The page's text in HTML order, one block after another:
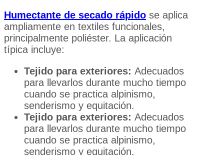
Humectante de secado rápido se aplica
ampliamente en textiles funcionales,
principalmente poliéster. La aplicación
típica incluye:
Tejido para exteriores: Adecuados
para llevarlos durante mucho tiempo
cuando se practica alpinismo,
senderismo y equitación.
Tejido para exteriores: Adecuados
para llevarlos durante mucho tiempo
cuando se practica alpinismo,
senderismo y equitación.